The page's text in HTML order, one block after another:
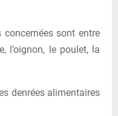
concernées sont entre
l’oignon, le poulet, la
denrées alimentaires